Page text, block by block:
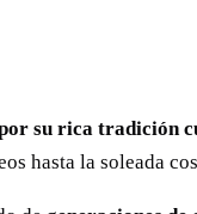
su rica tradición
hasta la soleada